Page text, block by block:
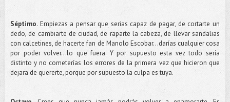
Séptimo. Empiezas a pensar que serias capaz de pagar, de cortarte un
dedo, de cambiarte de ciudad, de raparte la cabeza, de llevar sandalias
con calcetines, de hacerte fan de Manolo Escobar...darías cualquier cosa
por poder volver…lo que fuera. Y por supuesto esta vez todo sería
distinto y no cometerías los errores de la primera vez que hicieron que
dejara de quererte, porque por supuesto la culpa es tuya.